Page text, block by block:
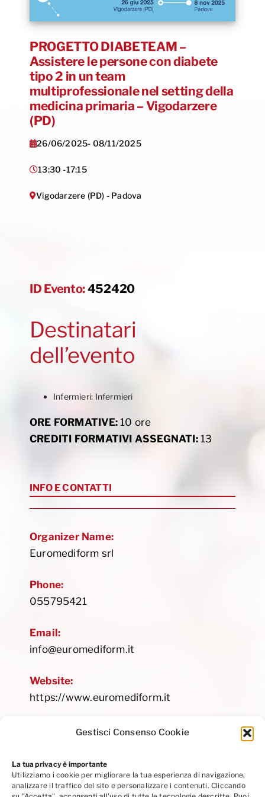
Gestisci Consenso Cookie
La tua privacy è importante
Utilizziamo i cookie per migliorare la tua esperienza di navigazione,
analizzare il traffico del sito e personalizzare i contenuti. Cliccando
PROGETTO DIABETEAM –
Assistere le persone con diabete
tipo 2 in un team
multiprofessionale nel setting della
medicina primaria – Vigodarzere
(PD)
26/06/2025- 08/11/2025
13:30 -17:15
Vigodarzere (PD) - Padova
ID Evento:452420
Destinatari
dell’evento
Infermieri: Infermieri
ORE FORMATIVE:10 ore
CREDITI FORMATIVI ASSEGNATI:13
INFO E CONTATTI
Organizer Name:
Euromediform srl
Phone:
055795421
Email:
info@euromediform.it
Website:
https://www.euromediform.it
Privacy Policy|Cookie Policy|Codice Etico